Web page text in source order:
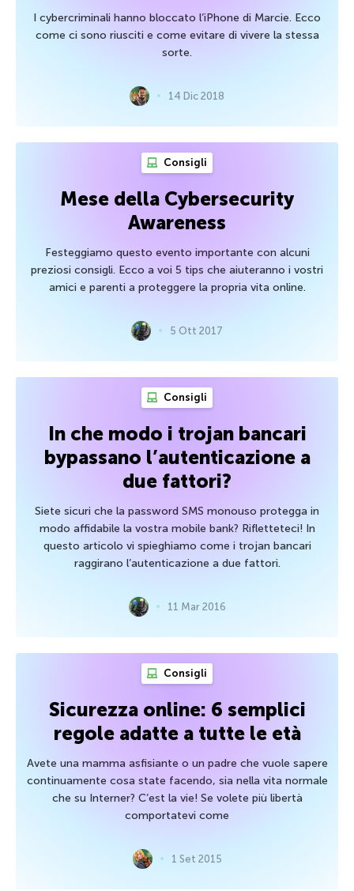
I cybercriminali hanno bloccato l’iPhone di Marcie. Ecco
come ci sono riusciti e come evitare di vivere la stessa
sorte.
14 Dic 2018
Consigli
Mese della Cybersecurity
Awareness
Festeggiamo questo evento importante con alcuni
preziosi consigli. Ecco a voi 5 tips che aiuteranno i vostri
amici e parenti a proteggere la propria vita online.
5 Ott 2017
Consigli
In che modo i trojan bancari
bypassano l’autenticazione a
due fattori?
Siete sicuri che la password SMS monouso protegga in
modo affidabile la vostra mobile bank? Rifletteteci! In
questo articolo vi spieghiamo come i trojan bancari
raggirano l’autenticazione a due fattori.
11 Mar 2016
Consigli
Sicurezza online: 6 semplici
regole adatte a tutte le età
Avete una mamma asfisiante o un padre che vuole sapere
continuamente cosa state facendo, sia nella vita normale
che su Interner? C’est la vie! Se volete più libertà
comportatevi come
1 Set 2015